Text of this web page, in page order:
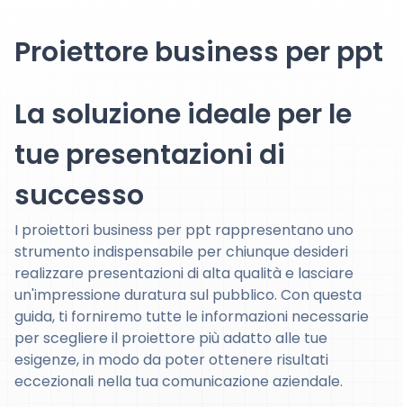
Proiettore business per ppt
La soluzione ideale per le
tue presentazioni di
successo
I proiettori business per ppt rappresentano uno
strumento indispensabile per chiunque desideri
realizzare presentazioni di alta qualità e lasciare
un'impressione duratura sul pubblico. Con questa
guida, ti forniremo tutte le informazioni necessarie
per scegliere il proiettore più adatto alle tue
esigenze, in modo da poter ottenere risultati
eccezionali nella tua comunicazione aziendale.